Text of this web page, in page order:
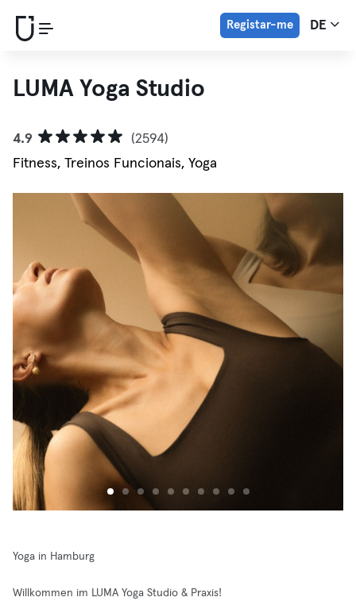
Registar-me DE
LUMA Yoga Studio
4.9
(2594)
Fitness, Treinos Funcionais, Yoga
Yoga in Hamburg
Willkommen im LUMA Yoga Studio & Praxis!